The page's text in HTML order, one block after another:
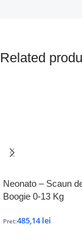
Related
Neonato – Scaun
Boogie 0-13 Kg
Pret:485,14lei